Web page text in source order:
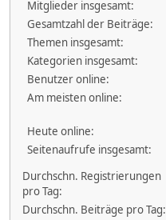
Mitglieder insgesamt:
Gesamtzahl der Beiträge:
Themen insgesamt:
Kategorien insgesamt:
Benutzer online:
Am meisten online:
Heute online:
Seitenaufrufe insgesamt:
Durchschn. Registrierungen
pro Tag:
Durchschn. Beiträge pro Tag: